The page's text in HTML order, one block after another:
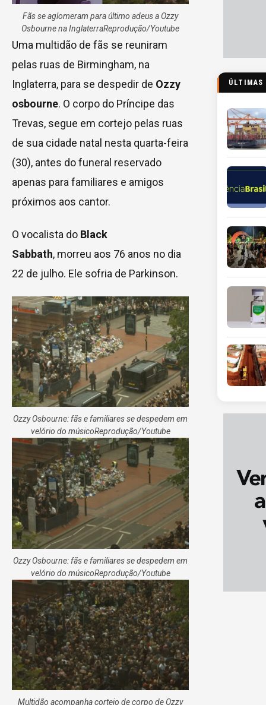
Fãs se aglomeram para último adeus a Ozzy
Osbourne na InglaterraReprodução/Youtube
Uma multidão de fãs se reuniram
pelas ruas de Birmingham, na
Inglaterra, para se despedir de Ozzy
osbourne. O corpo do Príncipe das
Trevas, segue em cortejo pelas ruas
de sua cidade natal nesta quarta-feira
(30), antes do funeral reservado
apenas para familiares e amigos
próximos aos cantor.
O vocalista do Black
Sabbath, morreu aos 76 anos no dia
22 de julho. Ele sofria de Parkinson.
Ozzy Osbourne: fãs e familiares se despedem em
velório do músicoReprodução/Youtube
Ozzy Osbourne: fãs e familiares se despedem em
velório do músicoReprodução/Youtube
Multidão acompanha cortejo de corpo de Ozzy